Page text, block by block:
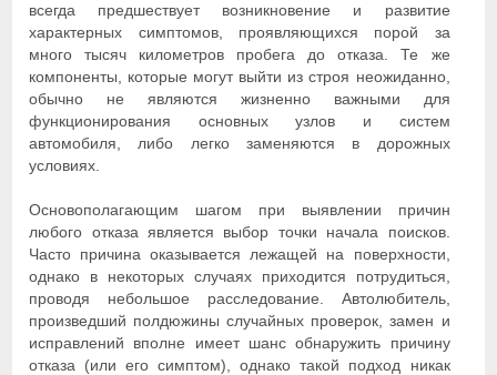
всегда предшествует возникновение и развитие
характерных симптомов, проявляющихся порой за
много тысяч километров пробега до отказа. Те же
компоненты, которые могут выйти из строя неожиданно,
обычно не являются жизненно важными для
функционирования основных узлов и систем
автомобиля, либо легко заменяются в дорожных
условиях.
Основополагающим шагом при выявлении причин
любого отказа является выбор точки начала поисков.
Часто причина оказывается лежащей на поверхности,
однако в некоторых случаях приходится потрудиться,
проводя небольшое расследование. Автолюбитель,
произведший полдюжины случайных проверок, замен и
исправлений вполне имеет шанс обнаружить причину
отказа (или его симптом), однако такой подход никак